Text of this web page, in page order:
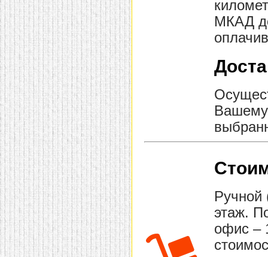
Особенно это актуально
для однокомнатных
квартир.
МКАД
Вашему
Ручной
этаж.
офис –